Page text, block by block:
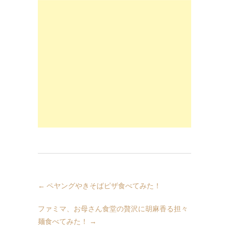
← ペヤングやきそばピザ食べてみた！
ファミマ、お母さん食堂の贅沢に胡麻香る担々
麺食べてみた！
→